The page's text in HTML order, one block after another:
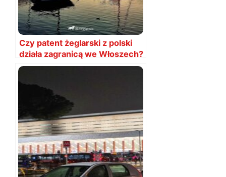
Czy patent żeglarski z polski
działa zagranicą we Włoszech?